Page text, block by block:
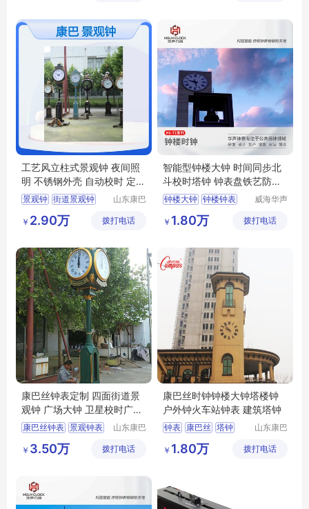
工艺风立柱式景观钟 夜间照
明 不锈钢外壳 自动校时 定制
样式
景观钟 街道景观钟
公园景观钟
山东康巴
限公司
￥ 2.90万 拨打电话
智能型钟楼大钟 时间同步北
斗校时塔钟 钟表盘铁艺防腐
处理 HS-TZ型
钟楼大钟 钟楼钟表
景观钟表
威海华声
有限公司
￥ 1.80万 拨打电话
康巴丝钟表定制 四面街道景
观钟 广场大钟 卫星校时广告
创意立钟
康巴丝钟表 景观钟表
山东康巴
限公司
￥ 3.50万 拨打电话
康巴丝时钟钟楼大钟塔楼钟
户外钟火车站钟表 建筑塔钟
钟表 康巴丝 塔钟
山东康巴
限公司
￥ 1.80万 拨打电话